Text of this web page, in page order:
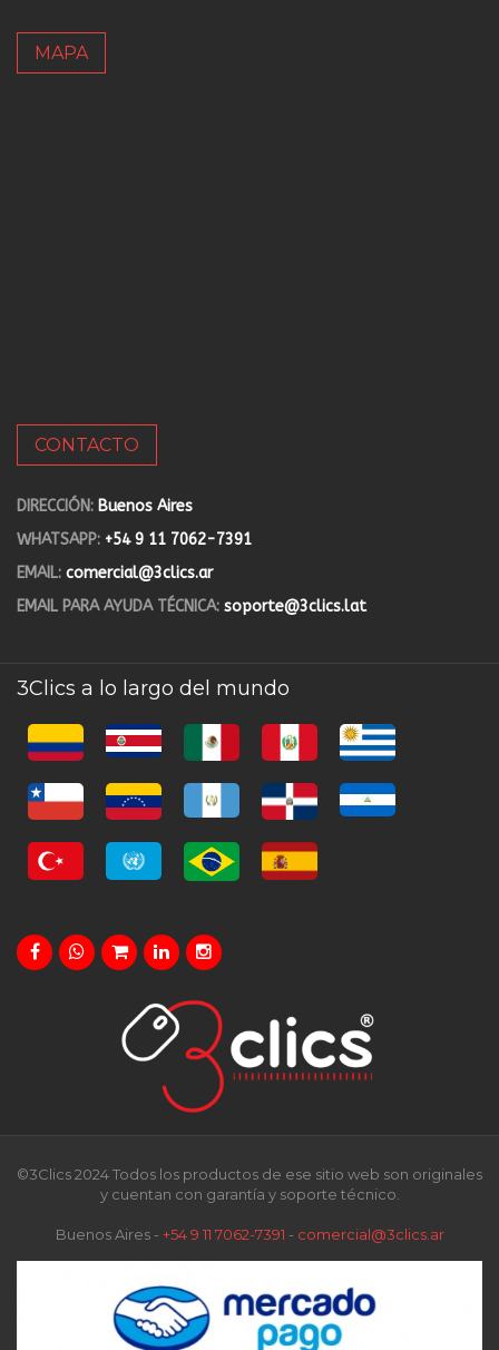
MAPA
CONTACTO
DIRECCIÓN: Buenos Aires
WHATSAPP: +54 9 11 7062-7391
EMAIL: comercial@3clics.ar
EMAIL PARA AYUDA TÉCNICA: soporte@3clics.lat
3Clics a lo largo del mundo
©3Clics 2024 Todos los productos de ese sitio web son originales
y cuentan con garantía y soporte técnico.
Buenos Aires - +54 9 11 7062-7391 - comercial@3clics.ar